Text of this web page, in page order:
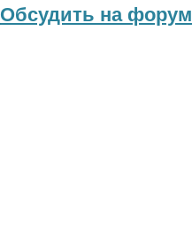
Обсудить на